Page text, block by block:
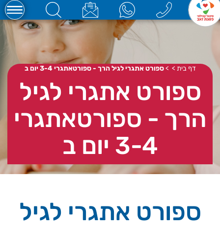
דף בית >
> ספורט אתגרי לגיל הרך - ספורטאתגרי 3-4 יום ב
ספורט אתגרי לגיל
הרך - ספורטאתגרי
3-4 יום ב
ספורט אתגרי לגיל